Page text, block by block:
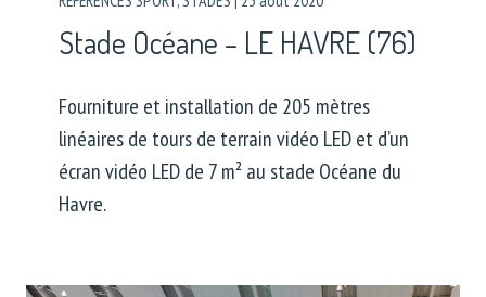
Stade Océane – LE HAVRE (76)
Fourniture et installation de 205 mètres
linéaires de tours de terrain vidéo LED et d’un
écran vidéo LED de 7 m² au stade Océane du
Havre.